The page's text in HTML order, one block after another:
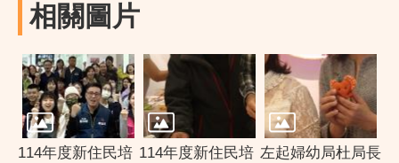
相關圖片
114年度新住民培 114年度新住民培 左起婦幼局杜局長